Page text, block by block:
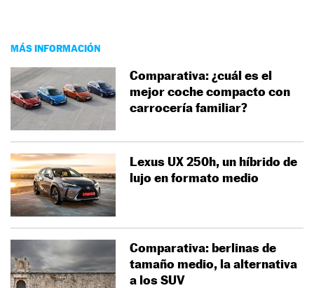
MÁS INFORMACIÓN
Comparativa: ¿cuál es el
mejor coche compacto con
carrocería familiar?
Lexus UX 250h, un híbrido de
lujo en formato medio
Comparativa: berlinas de
tamaño medio, la alternativa
a los SUV